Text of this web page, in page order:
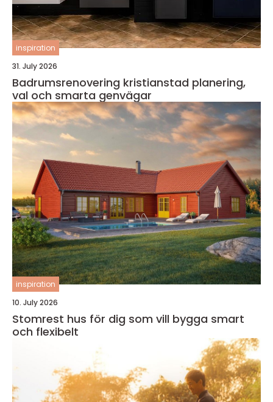
inspiration
31. July 2026
Badrumsrenovering kristianstad planering,
val och smarta genvägar
inspiration
10. July 2026
Stomrest hus för dig som vill bygga smart
och flexibelt